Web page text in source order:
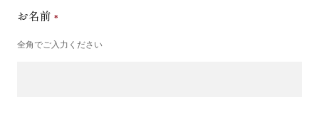
お名前
全角でご入力ください